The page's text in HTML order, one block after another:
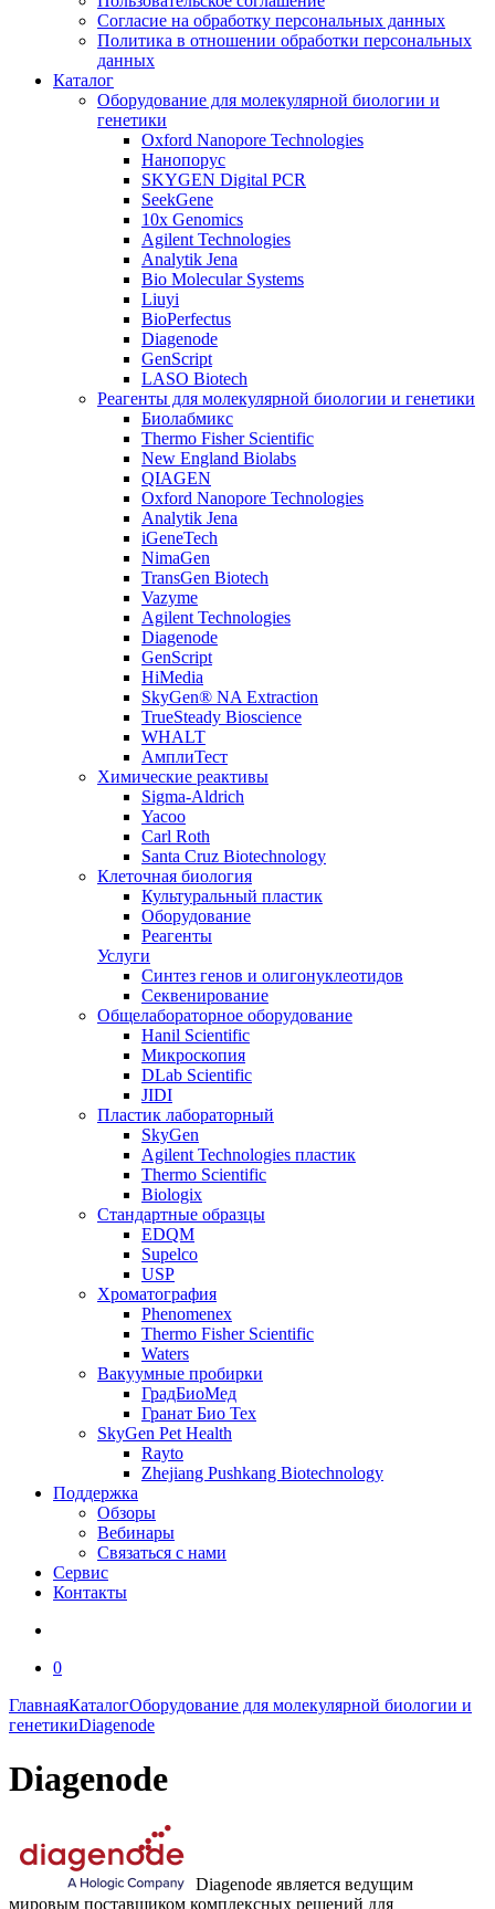
Согласие на обработку персональных данных
Политика в отношении обработки персональных
данных
Каталог
Оборудование для молекулярной биологии и
генетики
Oxford Nanopore Technologies
Нанопорус
SKYGEN Digital PCR
SeekGene
10x Genomics
Agilent Technologies
Analytik Jena
Bio Molecular Systems
Liuyi
BioPerfectus
Diagenode
GenScript
LASO Biotech
Реагенты для молекулярной биологии и генетики
Биолабмикс
Thermo Fisher Scientific
New England Biolabs
QIAGEN
Oxford Nanopore Technologies
Analytik Jena
iGeneTech
NimaGen
TransGen Biotech
Vazyme
Agilent Technologies
Diagenode
GenScript
HiMedia
SkyGen® NA Extraction
TrueSteady Bioscience
WHALT
АмплиТест
Химические реактивы
Sigma-Aldrich
Yacoo
Carl Roth
Santa Cruz Biotechnology
Клеточная биология
Культуральный пластик
Оборудование
Реагенты
Услуги
Синтез генов и олигонуклеотидов
Секвенирование
Общелабораторное оборудование
Hanil Scientific
Микроскопия
DLab Scientific
JIDI
Пластик лабораторный
SkyGen
Agilent Technologies пластик
Thermo Scientific
Biologix
Стандартные образцы
EDQM
Supelco
USP
Хроматография
Phenomenex
Thermo Fisher Scientific
Waters
Вакуумные пробирки
ГрадБиоМед
Гранат Био Тех
SkyGen Pet Health
Rayto
Zhejiang Pushkang Biotechnology
Поддержка
Обзоры
Вебинары
Связаться с нами
Сервис
Контакты
0
ГлавнаяКаталогОборудование для молекулярной биологии и
генетикиDiagenode
Diagenode
Diagenode является ведущим
мировым поставщиком комплексных решений для